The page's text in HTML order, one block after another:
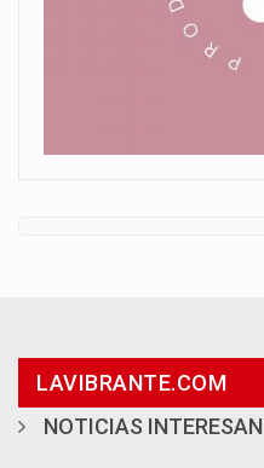
LAVIBRANTE.COM
NOTICIAS